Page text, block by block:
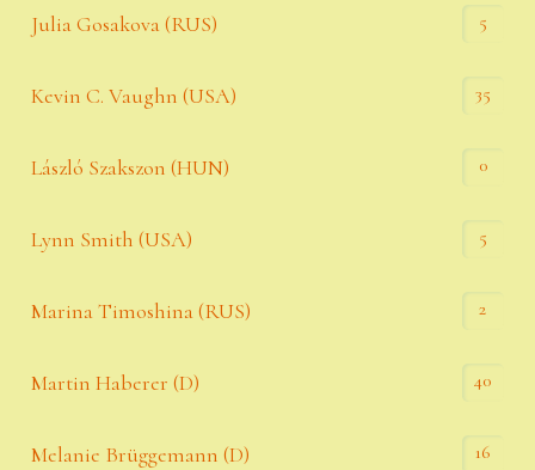
Julia Gosakova (RUS) 5
Kevin C. Vaughn (USA) 35
László Szakszon (HUN) 0
Lynn Smith (USA) 5
Marina Timoshina (RUS) 2
Martin Haberer (D) 40
Melanie Brüggemann (D) 16